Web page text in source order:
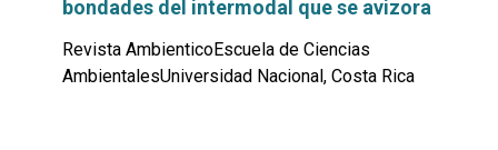
bondades del intermodal que se avizora
Revista AmbienticoEscuela de Ciencias
AmbientalesUniversidad Nacional, Costa Rica